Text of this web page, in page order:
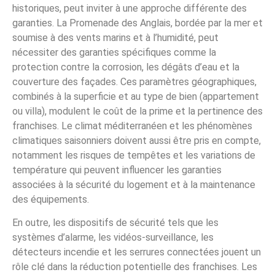
historiques, peut inviter à une approche différente des
garanties. La Promenade des Anglais, bordée par la mer et
soumise à des vents marins et à l’humidité, peut
nécessiter des garanties spécifiques comme la
protection contre la corrosion, les dégâts d’eau et la
couverture des façades. Ces paramètres géographiques,
combinés à la superficie et au type de bien (appartement
ou villa), modulent le coût de la prime et la pertinence des
franchises. Le climat méditerranéen et les phénomènes
climatiques saisonniers doivent aussi être pris en compte,
notamment les risques de tempêtes et les variations de
température qui peuvent influencer les garanties
associées à la sécurité du logement et à la maintenance
des équipements.
En outre, les dispositifs de sécurité tels que les
systèmes d’alarme, les vidéos-surveillance, les
détecteurs incendie et les serrures connectées jouent un
rôle clé dans la réduction potentielle des franchises. Les